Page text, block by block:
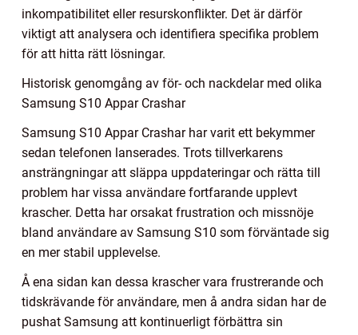
inkompatibilitet eller resurskonflikter. Det är därför
viktigt att analysera och identifiera specifika problem
för att hitta rätt lösningar.
Historisk genomgång av för- och nackdelar med olika
Samsung S10 Appar Crashar
Samsung S10 Appar Crashar har varit ett bekymmer
sedan telefonen lanserades. Trots tillverkarens
ansträngningar att släppa uppdateringar och rätta till
problem har vissa användare fortfarande upplevt
krascher. Detta har orsakat frustration och missnöje
bland användare av Samsung S10 som förväntade sig
en mer stabil upplevelse.
Å ena sidan kan dessa krascher vara frustrerande och
tidskrävande för användare, men å andra sidan har de
pushat Samsung att kontinuerligt förbättra sin